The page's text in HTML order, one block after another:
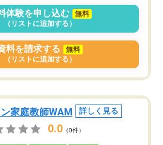
体験を申し込む
無料
（リストに追加する）
料を請求する
無料
（リストに追加する）
家庭教師WAM 詳しく見る
0.0 （0件）